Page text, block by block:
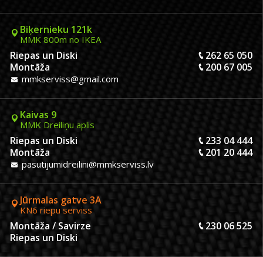
Biķernieku 121k
MMK 800m no IKEA
Riepas un Diski
262 65 050
Montāža
200 67 005
mmkserviss@gmail.com
Kaivas 9
MMK Dreiliņu aplis
Riepas un Diski
233 04 444
Montāža
201 20 444
pasutijumidreilini@mmkserviss.lv
Jūrmalas gatve 3A
KN6 riepu serviss
Montāža / Savirze
230 06 525
Riepas un Diski